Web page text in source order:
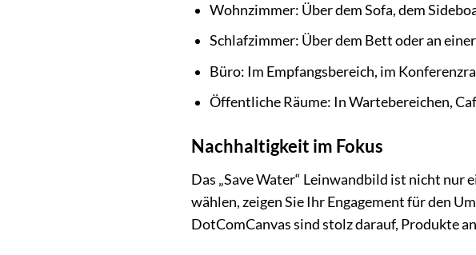
Wohnzimmer: Über dem Sofa, dem
Schlafzimmer: Über dem Bett oder an
Büro: Im Empfangsbereich, im
Öffentliche Räume: In Wartebereichen,
Nachhaltigkeit im Fokus
Das „Save Water“ Leinwandbild ist nicht
wählen, zeigen Sie Ihr Engagement für den
DotComCanvas sind stolz darauf, Produkte